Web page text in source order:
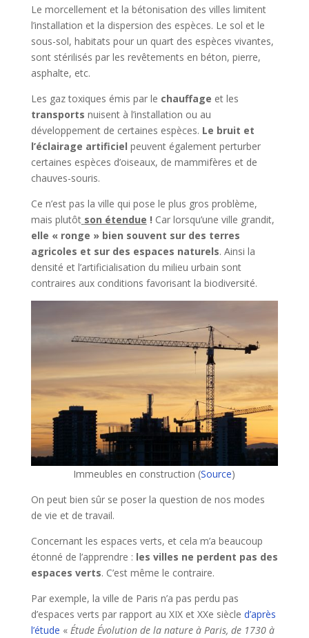
Le morcellement et la bétonisation des villes limitent
l’installation et la dispersion des espèces. Le sol et le
sous-sol, habitats pour un quart des espèces vivantes,
sont stérilisés par les revêtements en béton, pierre,
asphalte, etc.
Les gaz toxiques émis par le chauffage et les
transports nuisent à l’installation ou au
développement de certaines espèces. Le bruit et
l’éclairage artificiel peuvent également perturber
certaines espèces d’oiseaux, de mammifères et de
chauves-souris.
Ce n’est pas la ville qui pose le plus gros problème,
mais plutôt son étendue ! Car lorsqu’une ville grandit,
elle « ronge » bien souvent sur des terres
agricoles et sur des espaces naturels. Ainsi la
densité et l’artificialisation du milieu urbain sont
contraires aux conditions favorisant la biodiversité.
Immeubles en construction (Source)
On peut bien sûr se poser la question de nos modes
de vie et de travail.
Concernant les espaces verts, et cela m’a beaucoup
étonné de l’apprendre : les villes ne perdent pas des
espaces verts. C’est même le contraire.
Par exemple, la ville de Paris n’a pas perdu pas
d’espaces verts par rapport au XIX et XXe siècle d’après
l’étude « Étude Évolution de la nature à Paris, de 1730 à